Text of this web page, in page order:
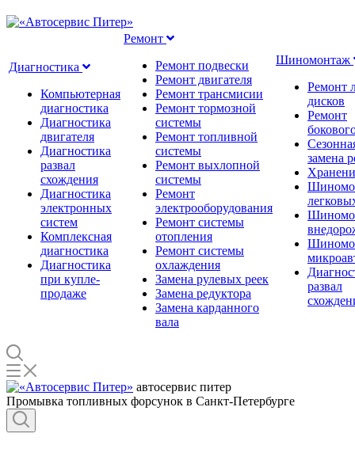
Диагностика
Компьютерная
диагностика
Диагностика
двигателя
Диагностика
развал
схождения
Диагностика
электронных
систем
Комплексная
диагностика
Диагностика
при купле-
продаже
Ремонт
Ремонт подвески
Ремонт двигателя
Ремонт трансмисии
Ремонт тормозной
системы
Ремонт топливной
системы
Ремонт выхлопной
системы
Ремонт
электрооборудования
Ремонт системы
отопления
Ремонт системы
охлаждения
Замена рулевых реек
Замена редуктора
Замена карданного
вала
Шиномонтаж
Ремонт
дисков
Ремонт
замена
развал
автосервис питер
Промывка топливных форсунок в Санкт-Петербурге